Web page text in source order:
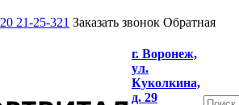
21-25-321 Заказать звонок Обратная
г. Воронеж,
ул.
Куколкина,
д. 29